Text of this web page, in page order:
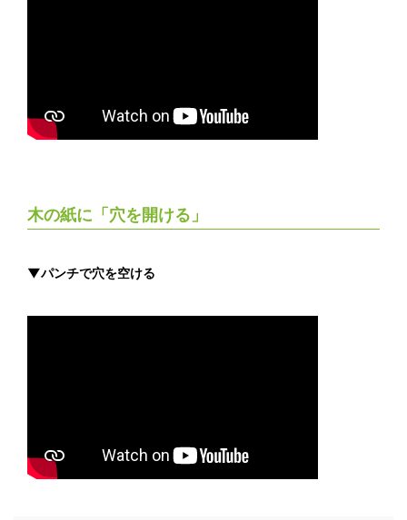
木の紙に「穴を開ける」
▼パンチで穴を空ける